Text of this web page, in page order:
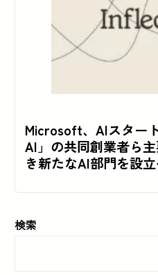
Microsoft、AIスター
AI」の共同創業者ら
き新たなAI部門を設
検索